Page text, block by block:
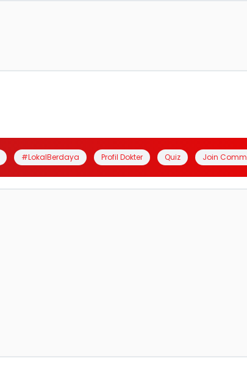
#LokalBerdaya Profil Dokter Quiz Join